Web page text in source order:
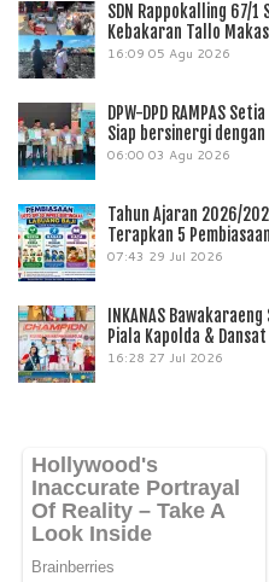
SDN Rappokalling 67/
Kebakaran Tallo
16:09 05 Agu 2026
DPW-DPD RAMPAS
Siap bersinergi
06:00 03 Agu 2026
Tahun Ajaran 2026/
Terapkan 5
07:43 29 Jul 2026
INKANAS
Piala Kapolda &
16:28 27 Jul 2026